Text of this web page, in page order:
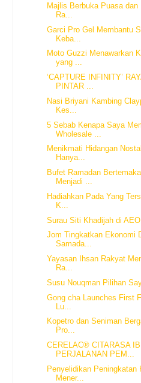
Majlis Berbuka Puasa
Ra...
Garci Pro Gel Membantu
Keba...
Moto Guzzi Menawarkan
yang ...
‘CAPTURE INFINITY’
PINTAR ...
Nasi Briyani Kambing
Kes...
5 Sebab Kenapa Saya
Wholesale ...
Menikmati Hidangan
Hanya...
Bufet Ramadan
Menjadi ...
Hadiahkan Pada Yang
K...
Surau Siti Khadijah di
Jom Tingkatkan Ekonomi
Samada...
Yayasan Ihsan Rakyat
Ra...
Susu Nouqman Pilihan
Gong cha Launches First
Lu...
Kopetro dan Seniman
Pro...
CERELAC® CITARASA
PERJALANAN PEM...
Penyelidikan Peningkatan
Mener...